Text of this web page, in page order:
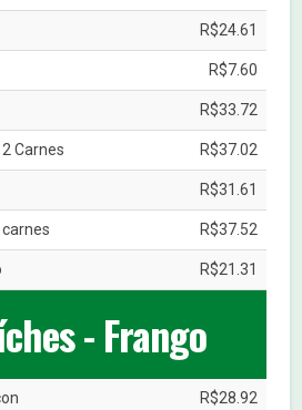
R$24.61
R$7.60
R$33.72
Carnes R$37.02
R$31.61
carnes R$37.52
R$21.31
- Frango
R$28.92